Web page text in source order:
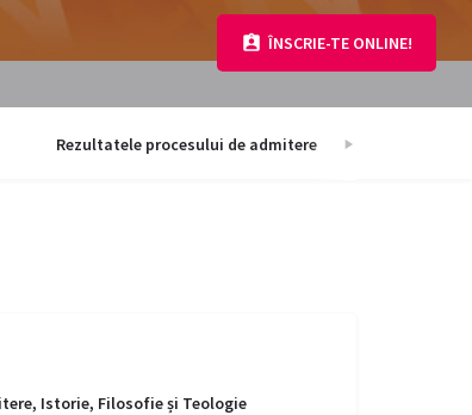
ÎNSCRIE-TE ONLINE!
Rezultatele procesului de admitere
Istorie, Filosofie și Teologie